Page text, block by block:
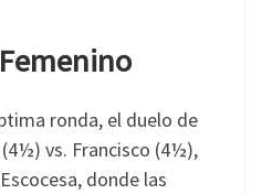
ronda, el duelo de
vs. Francisco (4½),
donde las